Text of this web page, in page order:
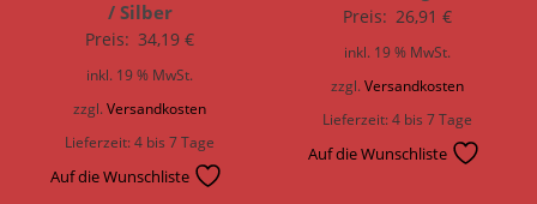
/ Silber
Preis: 34,19€
inkl. 19 % MwSt.
zzgl.Versandkosten
Lieferzeit:4 bis 7 Tage
Auf die Wunschliste
Preis: 26,91 €
inkl. 19 % MwSt.
zzgl.Versandkosten
Lieferzeit:4 bis 7 Tage
Auf die Wunschliste